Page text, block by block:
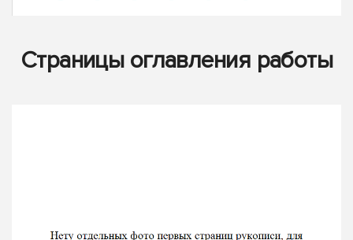
Страницы оглавления работы